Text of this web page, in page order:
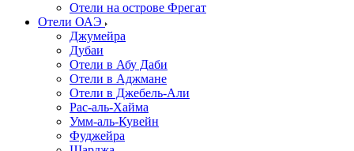
Отели на острове Фрегат
Отели ОАЭ
Джумейра
Дубаи
Отели в Абу Даби
Отели в Аджмане
Отели в Джебель-Али
Рас-аль-Хайма
Умм-аль-Кувейн
Фуджейра